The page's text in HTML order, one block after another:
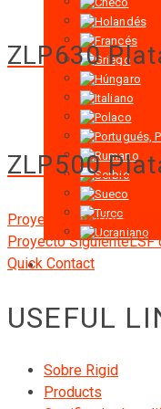
ZLP630
ZLP500
Proyecto Anterior
Proyecto SiguienteLSF
Quick Contact
USEFUL
Sobre Rigid
Products